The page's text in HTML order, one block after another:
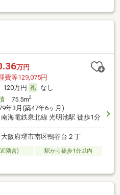
万円
費等129,075円
120万円
なし
75.5m2
年3月(築47年6ヶ月)
南海電鉄泉北線 光明池駅 徒歩1分
大阪府堺市南区鴨谷台２丁
隣含)
駅から徒歩1分以内